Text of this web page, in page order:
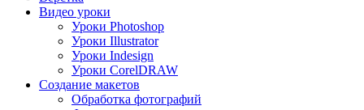
Видео уроки
Уроки Photoshop
Уроки Illustrator
Уроки Indesign
Уроки CorelDRAW
Создание макетов
Обработка фотографий